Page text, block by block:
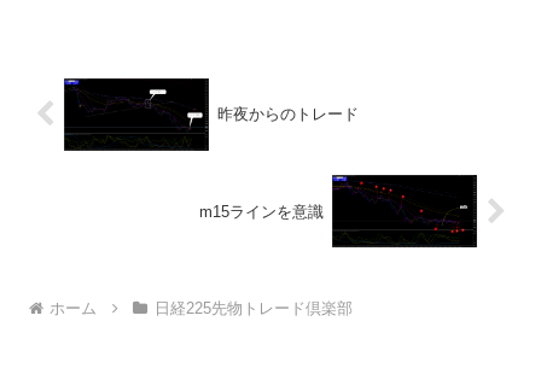
昨夜からのトレード
m15ラインを意識
ホーム 日経225先物トレード倶楽部